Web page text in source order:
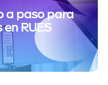
a paso para
RUES